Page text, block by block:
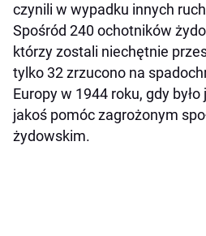
czynili w wypadku innych
Spośród 240 ochotników
którzy zostali niechętnie
tylko 32 zrzucono na
Europy w 1944 roku, gdy
jakoś pomóc zagrożonym
żydowskim.